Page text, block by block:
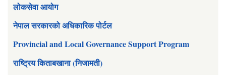
लोकसेवा आयोग
नेपाल सरकारको अधिकारिक पोर्टल
Provincial and Local Governance Support Program
राष्ट्रिय किताबखाना (निजामती)